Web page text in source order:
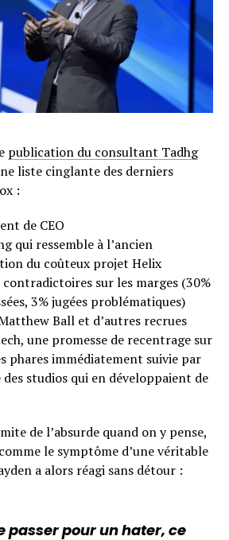
publication du consultant Tadhg
liste cinglante des derniers
:
de CEO
qui ressemble à l’ancien
du coûteux projet Helix
contradictoires sur les marges (30%
3% jugées problématiques)
Ball et d’autres recrues
une promesse de recentrage sur
phares immédiatement suivie par
studios qui en développaient de
de l’absurde quand on y pense,
le symptôme d’une véritable
a alors réagi sans détour :
passer pour un hater, ce